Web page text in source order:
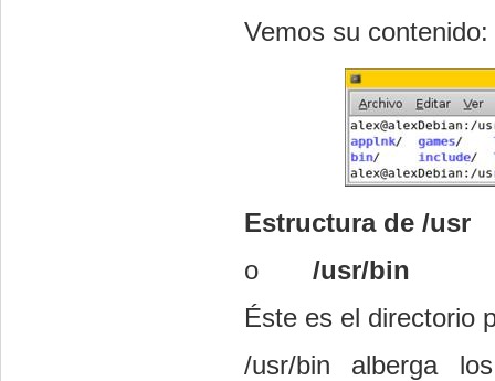
Vemos su contenido:
Estructura de /usr
o
/usr/bin
Éste es el directorio
/usr/bin alberga